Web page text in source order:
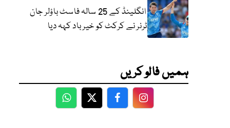
انگلینڈ کے 25 سالہ فاسٹ باؤلر جان
ٹرنر نے کرکٹ کو خیر باد کہہ دیا
ہمیں فالو کریں
WhatsApp
TwitterFacebookFacebook